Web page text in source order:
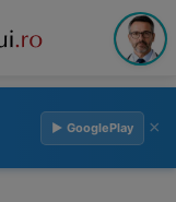
▶ GooglePlay ×